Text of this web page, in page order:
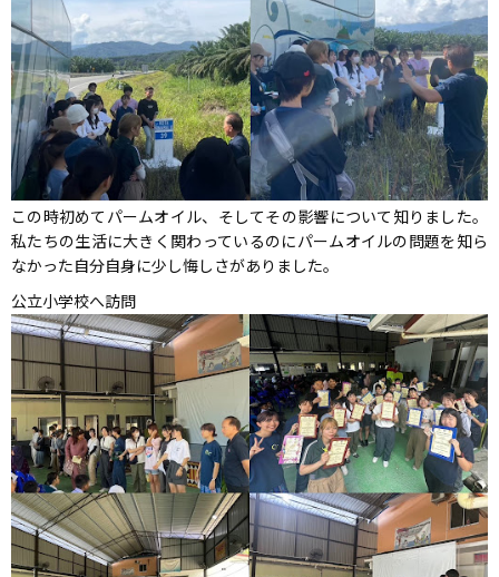
この時初めてパームオイル、そしてその影響について知りました。
私たちの生活に大きく関わっているのにパームオイルの問題を知ら
なかった自分自身に少し悔しさがありました。
公立小学校へ訪問